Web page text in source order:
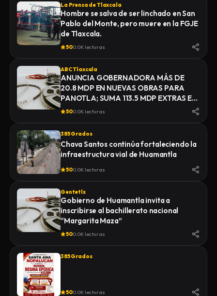
La Prensa de Tlaxcala
Hombre se salva de ser linchado en San
Pablo del Monte, pero muere en la FGJE
de Tlaxcala.
500.0K lecturas
ABC Tlaxcala
ANUNCIA GOBERNADORA MÁS DE
20.8 MDP EN NUEVAS OBRAS PARA
PANOTLA; SUMA 113.5 MDP EXTRAS EN
INFRAESTRUCTURA
500.0K lecturas
385 Grados
Chava Santos continúa fortaleciendo la
infraestructura vial de Huamantla
500.0K lecturas
Gentetlx
Gobierno de Huamantla invita a
inscribirse al bachillerato nacional
“Margarita Maza”
500.0K lecturas
385 Grados
500.0K lecturas